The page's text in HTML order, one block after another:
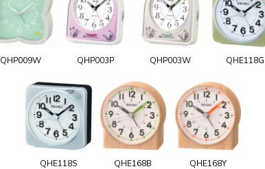
QHP009W QHP003P QHP003W QHE118G
QHE118S QHE168B QHE168Y